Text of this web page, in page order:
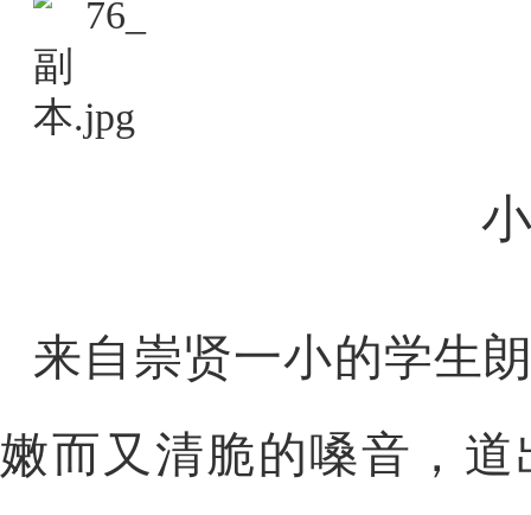
来自崇贤一小的学生
嫩而又清脆的嗓音，